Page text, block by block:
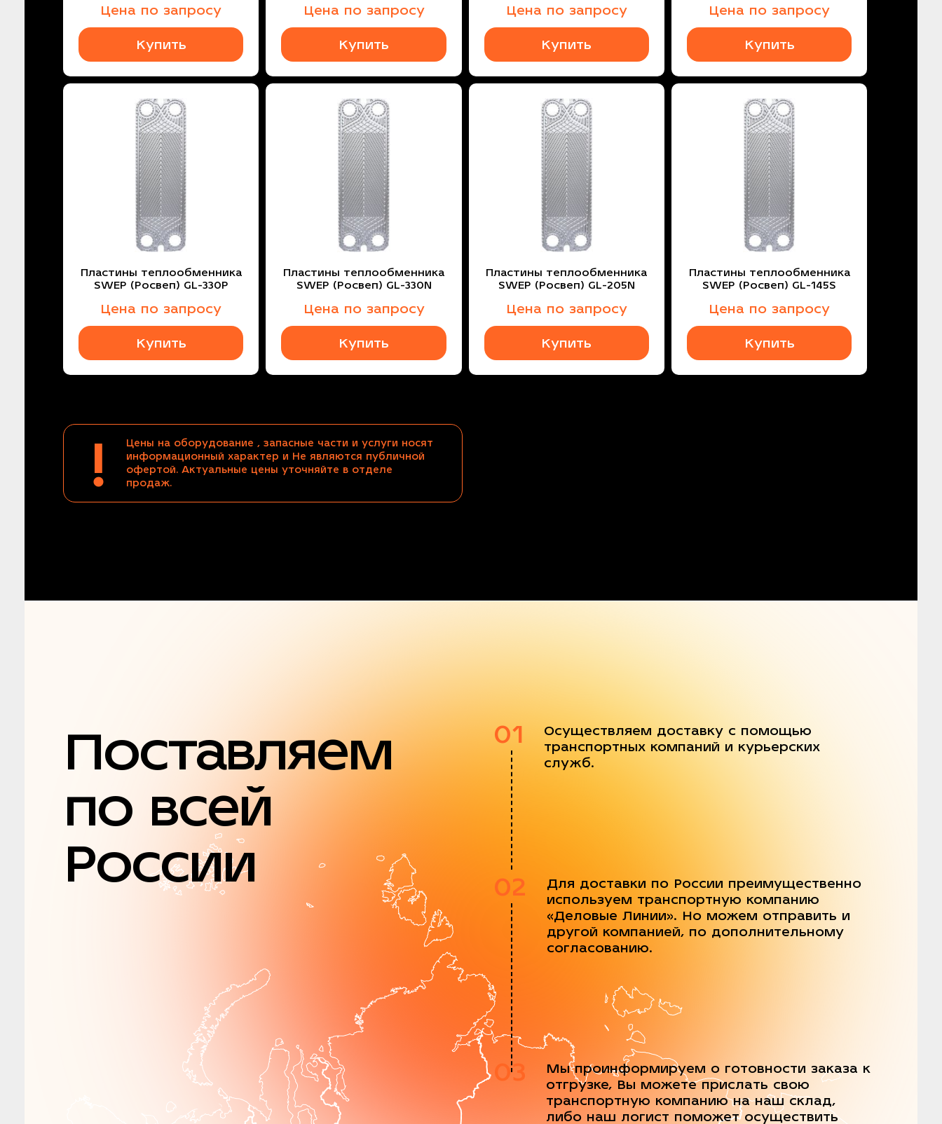
Цена по запросу
Купить
Цена по запросу
Купить
Цена по запросу
Купить
Цена по запросу
Купить
Пластины теплообменника
SWEP (Росвеп) GL-330P
Цена по запросу
Купить
Пластины теплообменника
SWEP (Росвеп) GL-330N
Цена по запросу
Купить
Пластины теплообменника
SWEP (Росвеп) GL-205N
Цена по запросу
Купить
Пластины теплообменника
SWEP (Росвеп) GL-145S
Цена по запросу
Купить
!
Цены на оборудование , запасные части и услуги носят
информационный характер и Не являются публичной
офертой. Актуальные цены уточняйте в отделе
продаж.
Поставляем
по всей
России
01
Осуществляем доставку с помощью
транспортных компаний и курьерских
служб.
02
Для доставки по России преимущественно
используем транспортную компанию
«Деловые Линии». Но можем отправить и
другой компанией, по дополнительному
согласованию.
03
Мы проинформируем о готовности заказа к
отгрузке, Вы можете прислать свою
транспортную компанию на наш склад,
либо наш логист поможет осуществить